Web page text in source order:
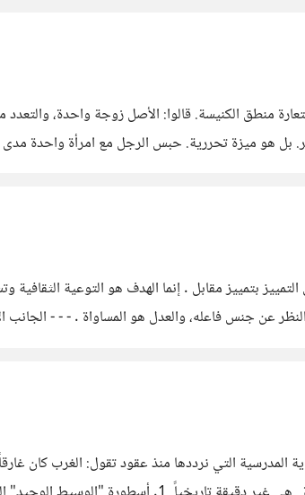
منطق الكنيسة. قالوا: الأصل زوجة واحدة،
بتمييز مقابل . إنما الهدف هو التوعية الثقافية
عن جنس فاعله، والعدل هو المساواة . - - -
التي نرددها منذ عقود تقول: الغرب كان غارقاً